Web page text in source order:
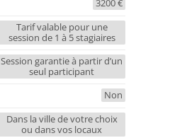
3200 €
Tarif valable pour une
session de 1 à 5 stagiaires
Session garantie à partir d’un
seul participant
Non
Dans la ville de votre choix
ou dans vos locaux